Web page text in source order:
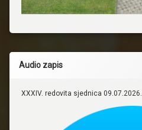
Audio zapis
XXXIV. redovita sjednica 09.07.2026.